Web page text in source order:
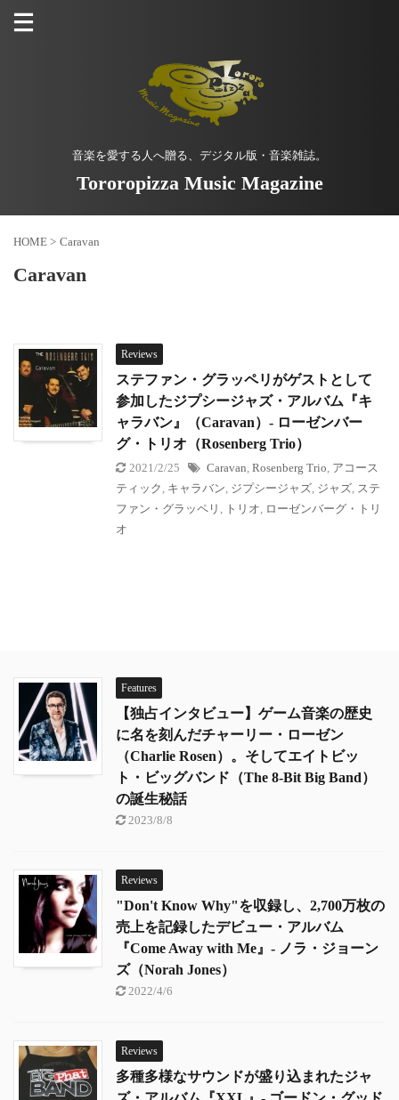
音楽を愛する人へ贈る、デジタル版・音楽雑誌。
Tororopizza Music Magazine
HOME > Caravan
Caravan
Reviews
ステファン・グラッペリがゲストとして
参加したジプシージャズ・アルバム『キ
ャラバン』（Caravan）- ローゼンバー
グ・トリオ（Rosenberg Trio）
2021/2/25 Caravan Rosenberg Trio アコース
ティック キャラバン ジプシージャズ ジャズ ステ
ファン・グラッペリ
トリオ ローゼンバーグ・トリ
オ
Features
【独占インタビュー】ゲーム音楽の歴史
に名を刻んだチャーリー・ローゼン
（Charlie Rosen）。そしてエイトビッ
ト・ビッグバンド（The 8-Bit Big Band）
の誕生秘話
2023/8/8
Reviews
"Don't Know Why"を収録し、2,700万枚の
売上を記録したデビュー・アルバム
『Come Away with Me』- ノラ・ジョーン
ズ（Norah Jones）
2022/4/6
Reviews
多種多様なサウンドが盛り込まれたジャ